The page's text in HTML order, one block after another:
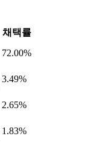
채택률
72.00%
3.49%
2.65%
1.83%